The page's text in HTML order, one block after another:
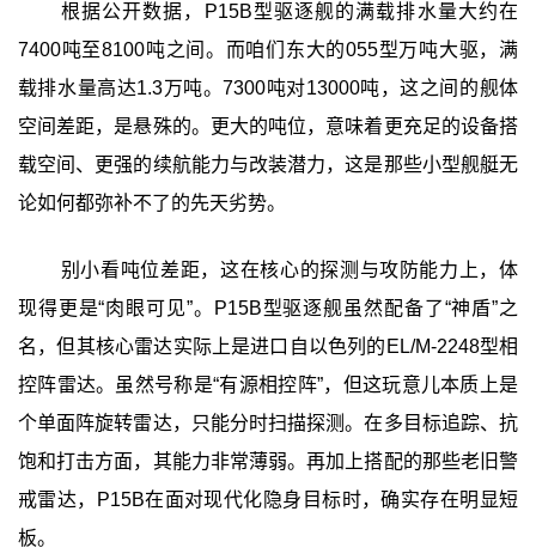
根据公开数据，P15B型驱逐舰的满载排水量大约在
7400吨至8100吨之间。而咱们东大的055型万吨大驱，满
载排水量高达1.3万吨。7300吨对13000吨，这之间的舰体
空间差距，是悬殊的。更大的吨位，意味着更充足的设备搭
载空间、更强的续航能力与改装潜力，这是那些小型舰艇无
论如何都弥补不了的先天劣势。
别小看吨位差距，这在核心的探测与攻防能力上，体
现得更是“肉眼可见”。P15B型驱逐舰虽然配备了“神盾”之
名，但其核心雷达实际上是进口自以色列的EL/M-2248型相
控阵雷达。虽然号称是“有源相控阵”，但这玩意儿本质上是
个单面阵旋转雷达，只能分时扫描探测。在多目标追踪、抗
饱和打击方面，其能力非常薄弱。再加上搭配的那些老旧警
戒雷达，P15B在面对现代化隐身目标时，确实存在明显短
板。